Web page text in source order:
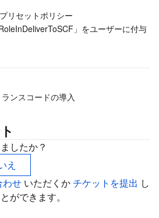
Platform
ケーション
Drive
Human
Platform
ル
リセットポリシー
」をユーザーに付与
ンスコードの導入
したか？
え
わせ いただくかチケットを提出 し
ができます。